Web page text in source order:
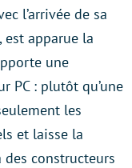
l’arrivée de sa
est apparue la
une
PC : plutôt qu’une
les
et laisse la
constructeurs